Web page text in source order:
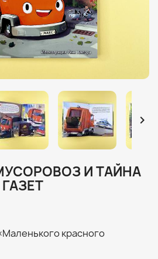

И ТАЙНА
красного